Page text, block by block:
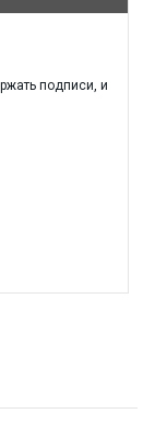
подписи, и